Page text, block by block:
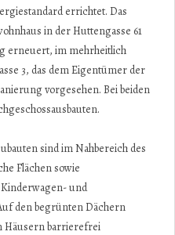
errichtet. Das
in der Huttengasse 61
erneuert, im mehrheitlich
3, das dem Eigentümer der
vorgesehen. Bei beiden
sind im Nahbereich des
Flächen sowie
und
den begrünten Dächern
Häusern barrierefrei